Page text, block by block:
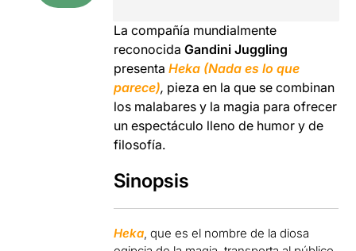
La compañía mundialmente
reconocidaGandini Juggling
presentaHeka (Nada es lo que
parece), pieza en la que se combinan
los malabares y la magia para ofrecer
un espectáculo lleno de humor y de
filosofía.
Sinopsis
Heka, que es el nombre de la diosa